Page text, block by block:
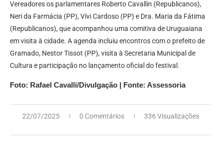
Vereadores os parlamentares Roberto Cavallin (Republicanos),
Neri da Farmácia (PP), Vivi Cardoso (PP) e Dra. Maria da Fátima
(Republicanos), que acompanhou uma comitiva de Uruguaiana
em visita à cidade. A agenda incluiu encontros com o prefeito de
Gramado, Nestor Tissot (PP), visita à Secretaria Municipal de
Cultura e participação no lançamento oficial do festival.
Foto: Rafael Cavalli/Divulgação | Fonte: Assessoria
22/07/2025 0 Comentários 336 Visualizações